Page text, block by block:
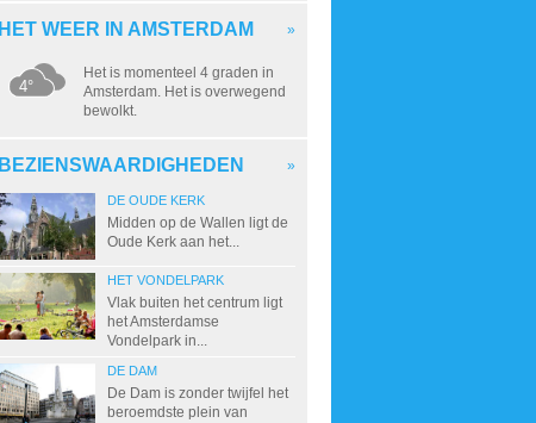
HET WEER IN AMSTERDAM »
4°
Het is momenteel 4 graden in
Amsterdam. Het is overwegend
bewolkt.
BEZIENSWAARDIGHEDEN »
DE OUDE KERK
Midden op de Wallen ligt de
Oude Kerk aan het...
HET VONDELPARK
Vlak buiten het centrum ligt
het Amsterdamse
Vondelpark in...
DE DAM
De Dam is zonder twijfel het
beroemdste plein van